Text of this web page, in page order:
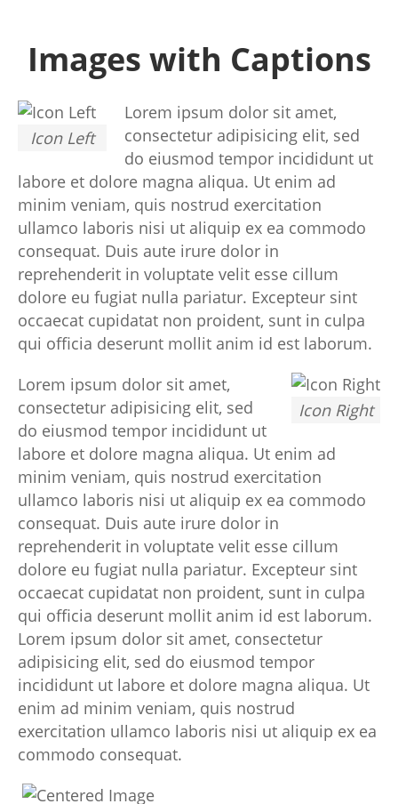
Images with Captions
Icon Left
Lorem ipsum dolor sit amet,
consectetur adipisicing elit, sed
do eiusmod tempor incididunt ut
labore et dolore magna aliqua. Ut enim ad
minim veniam, quis nostrud exercitation
ullamco laboris nisi ut aliquip ex ea commodo
consequat. Duis aute irure dolor in
reprehenderit in voluptate velit esse cillum
dolore eu fugiat nulla pariatur. Excepteur sint
occaecat cupidatat non proident, sunt in culpa
qui officia deserunt mollit anim id est laborum.
Icon Right
Lorem ipsum dolor sit amet,
consectetur adipisicing elit, sed
do eiusmod tempor incididunt ut
labore et dolore magna aliqua. Ut enim ad
minim veniam, quis nostrud exercitation
ullamco laboris nisi ut aliquip ex ea commodo
consequat. Duis aute irure dolor in
reprehenderit in voluptate velit esse cillum
dolore eu fugiat nulla pariatur. Excepteur sint
occaecat cupidatat non proident, sunt in culpa
qui officia deserunt mollit anim id est laborum.
Lorem ipsum dolor sit amet, consectetur
adipisicing elit, sed do eiusmod tempor
incididunt ut labore et dolore magna aliqua. Ut
enim ad minim veniam, quis nostrud
exercitation ullamco laboris nisi ut aliquip ex ea
commodo consequat.